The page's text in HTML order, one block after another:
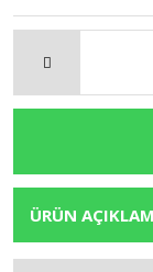
ÜRÜN